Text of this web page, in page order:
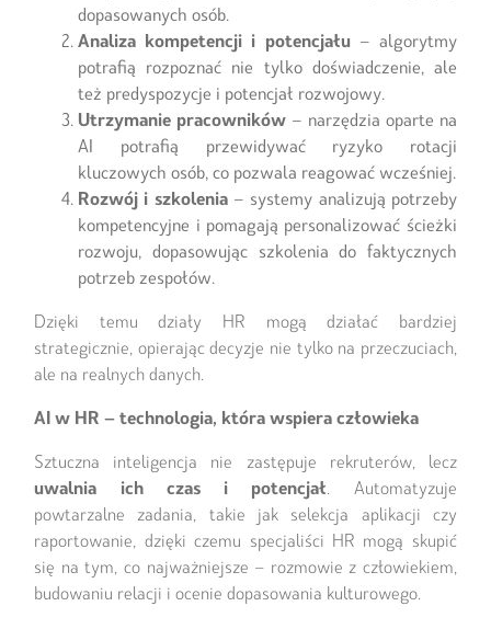
dopasowanych osób.
Analiza kompetencji i potencjału– algorytmy
potrafią rozpoznać nie tylko doświadczenie, ale
też predyspozycje i potencjał rozwojowy.
Utrzymanie pracowników – narzędzia oparte na
AI potrafią przewidywać ryzyko rotacji
kluczowych osób, co pozwala reagować wcześniej.
Rozwój i szkolenia– systemy analizują potrzeby
kompetencyjne i pomagają personalizować ścieżki
rozwoju, dopasowując szkolenia do faktycznych
potrzeb zespołów.
Dzięki temu działy HR mogą działać bardziej
strategicznie, opierając decyzje nie tylko na przeczuciach,
ale na realnych danych.
AI w HR – technologia, która wspiera człowieka
Sztuczna inteligencja nie zastępuje rekruterów, lecz
uwalnia ich czas i potencjał. Automatyzuje
powtarzalne zadania, takie jak selekcja aplikacji czy
raportowanie, dzięki czemu specjaliści HR mogą skupić
się na tym, co najważniejsze – rozmowie z człowiekiem,
budowaniu relacji i ocenie dopasowania kulturowego.